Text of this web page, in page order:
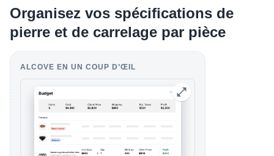
Organisez vos spécifications de
pierre et de carrelage par pièce
ALCOVE EN UN COUP D’ŒIL